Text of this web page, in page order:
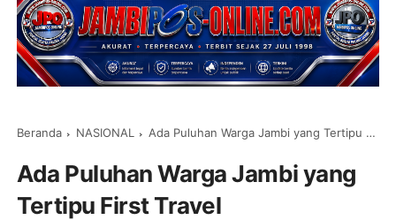
Beranda NASIONAL Ada Puluhan Warga Jambi yang Tertipu First Travel
Ada Puluhan Warga Jambi yang
Tertipu First Travel